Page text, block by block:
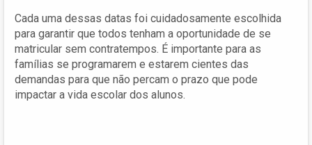
Cada uma dessas datas foi cuidadosamente escolhida
para garantir que todos tenham a oportunidade de se
matricular sem contratempos. É importante para as
famílias se programarem e estarem cientes das
demandas para que não percam o prazo que pode
impactar a vida escolar dos alunos.